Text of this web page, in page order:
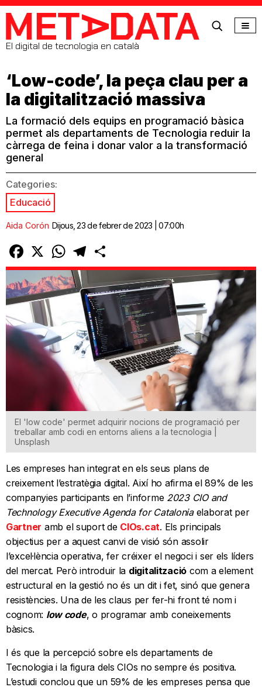
MetaData
El digital de tecnologia en català
‘Low-code’, la peça clau per a
la digitalització massiva
La formació dels equips en programació bàsica
permet als departaments de Tecnologia reduir la
càrrega de feina i donar valor a la transformació
general
Categories:
Educació
Aida Corón Dijous, 23 de febrer de 2023 | 07:00h
Facebook
X WhatsAppTelegram
El 'low code' permet adquirir nocions de programació per
treballar amb codi en entorns aliens a la tecnologia |
Unsplash
Les empreses han integrat en els seus plans de
creixement l’estratègia digital. Així ho afirma el 89% de les
companyies participants en l’informe 2023 CIO and
Technology Executive Agenda for Catalonia elaborat per
Gartner amb el suport de CIOs.cat. Els principals
objectius per a aquest canvi de visió són assolir
l’excel·lència operativa, fer créixer el negoci i ser els líders
del mercat. Però introduir la digitalització com a element
estructural en la gestió no és un dit i fet, sinó que genera
resistències. Una de les claus per fer-hi front té nom i
cognom: low code, o programar amb coneixements
bàsics.
I és que la percepció sobre els departaments de
Tecnologia i la figura dels CIOs no sempre és positiva.
L’estudi conclou que un 59% de les empreses pensa que